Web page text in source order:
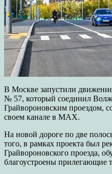
В Москве запустили
№ 57, который соединил
Грайвороновским проездом,
своем канале в МАХ.
На новой дороге по две
того, в рамках проекта был
Грайвороновского проезда,
благоустроены прилегающие